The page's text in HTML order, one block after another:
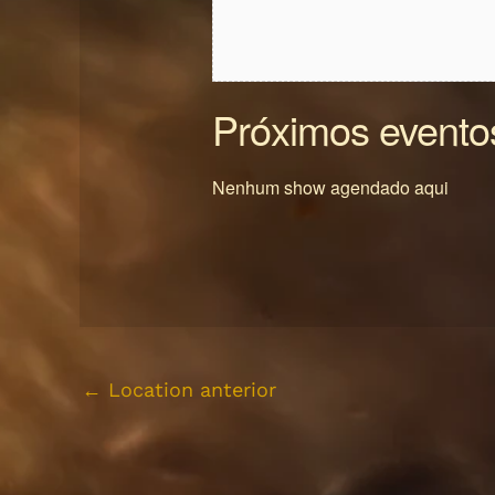
Próximos
Nenhum show agendado aqui
← Location anterior